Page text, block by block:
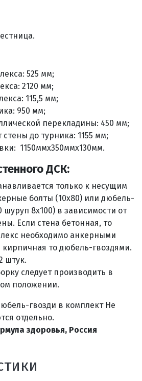
525 мм;
2120 мм;
115,5 мм;
950 мм;
перекладины: 450 мм;
стены до турника: 1155 мм;
1150ммх350ммх130мм.
ДСК:
только к несущим
болты (10х80) или дюбель-
шуруп 8х100) в зависимости от
Если стена бетонная, то
необходимо анкерными
кирпичная то дюбель-гвоздями.
штук.
следует производить в
положении.
гвозди в комплект Не
отдельно.
здоровья, Россия